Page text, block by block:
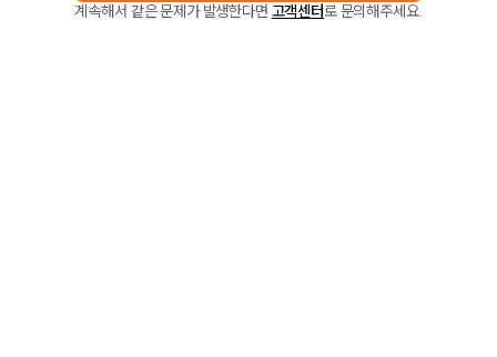
계속해서 같은 문제가 발생한다면 고객센터로 문의해주세요.